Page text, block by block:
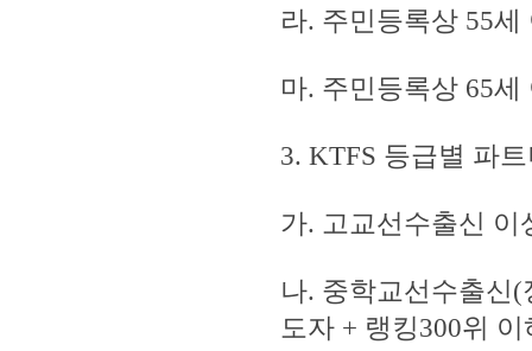
라. 주민등록상 55
마. 주민등록상 65
3. KTFS 등급별 파
가. 고교선수출신 이
나. 중학교선수출신
도자 + 랭킹300위 이